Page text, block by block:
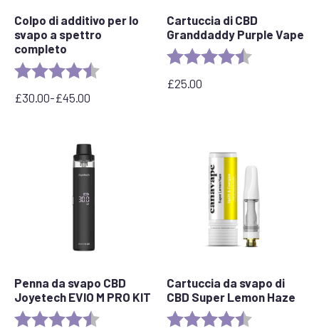
Colpo di additivo per lo
svapo a spettro
completo
Valutazione: 4.6 out of 5 stars
£30.00-£45.00
Fascia
Cartuccia di CBD
Granddaddy Purple Vape
Valutazione:
£25.00
Penna da svapo CBD
Joyetech EVIO M PRO KIT
Valutazione:
Cartuccia da svapo di
CBD Super Lemon Haze
Valutazione: